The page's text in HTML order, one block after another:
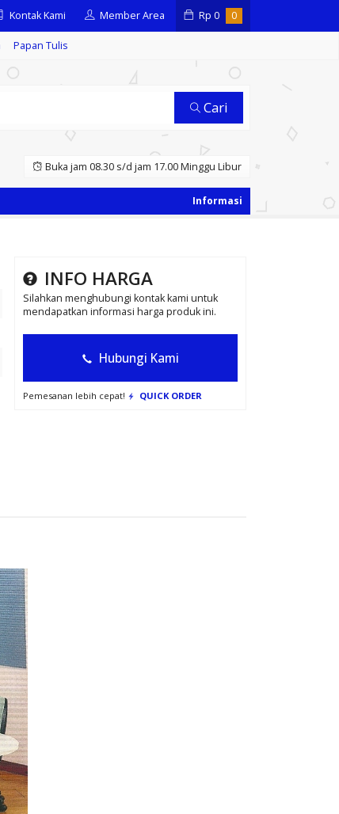
Kontak Kami Member Area Rp 0 0
Papan Tulis
Cari
Buka jam 08.30 s/d jam 17.00 Minggu Libur
INFO HARGA
Silahkan menghubungi kontak kami untuk
mendapatkan informasi harga produk ini.
Hubungi Kami
Pemesanan lebih cepat! QUICK ORDER